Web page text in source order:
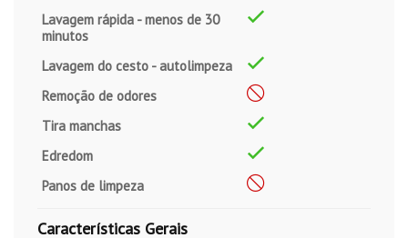
Lavagem rápida - menos de 30
minutos
Lavagem do cesto - autolimpeza
Remoção de odores
Tira manchas
Edredom
Panos de limpeza
Características Gerais